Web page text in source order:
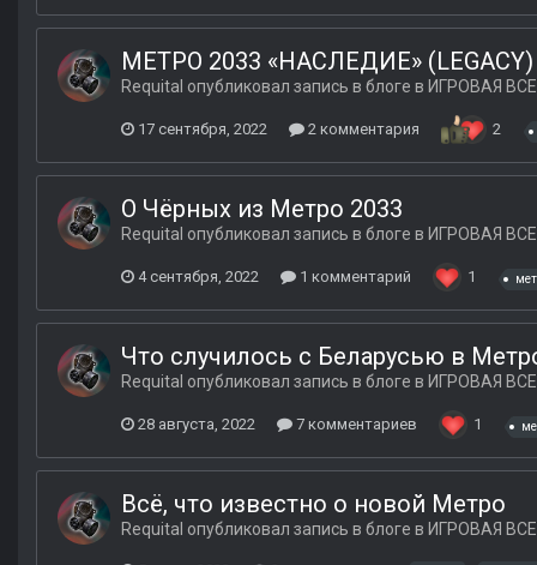
МЕТРО 2033 «НАСЛЕДИЕ»
Requital опубликовал запись в блоге в ИГРОВАЯ
17 сентября, 2022 2 комментария 2
О Чёрных из Метро 2033
Requital опубликовал запись в блоге в ИГРОВАЯ
4 сентября, 2022 1 комментарий 1
Что случилось с Беларусью в
Requital опубликовал запись в блоге в ИГРОВАЯ
28 августа, 2022 7 комментариев 1
Всё, что известно о новой Метро
Requital опубликовал запись в блоге в ИГРОВАЯ